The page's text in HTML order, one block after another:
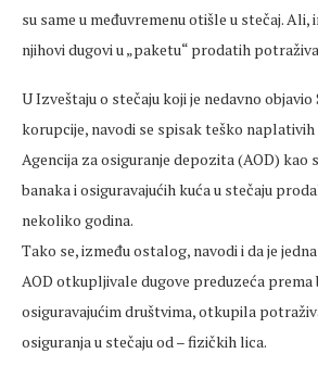
su same u međuvremenu otišle u stečaj. Ali,
njihovi dugovi u „paketu“ prodatih
U Izveštaju o stečaju koji je nedavno
korupcije, navodi se spisak teško
Agencija za osiguranje depozita (AOD) kao
banaka i osiguravajućih kuća u stečaju
nekoliko godina.
Tako se, između ostalog, navodi i da je
AOD otkupljivale dugove preduzeća prema
osiguravajućim društvima, otkupila
osiguranja u stečaju od – fizičkih lica.